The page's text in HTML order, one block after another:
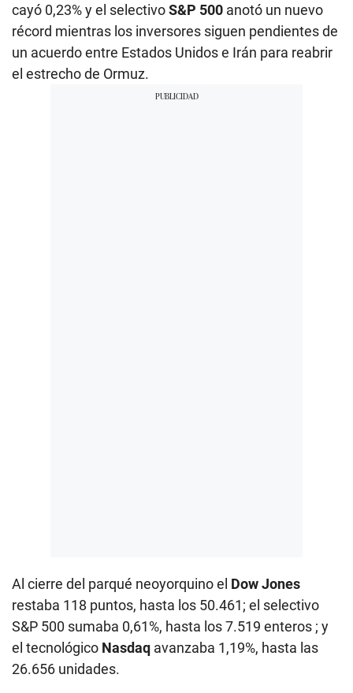
cayó 0,23% y el selectivoS&P 500 anotó un nuevo
récord mientras los inversores siguen pendientes de
un acuerdo entre Estados Unidos e Irán para reabrir
el estrecho de Ormuz.
Al cierre del parqué neoyorquino el Dow Jones
restaba 118 puntos, hasta los 50.461; el selectivo
S&P 500 sumaba 0,61%, hasta los 7.519 enteros ; y
el tecnológico Nasdaq avanzaba 1,19%, hasta las
26.656 unidades.